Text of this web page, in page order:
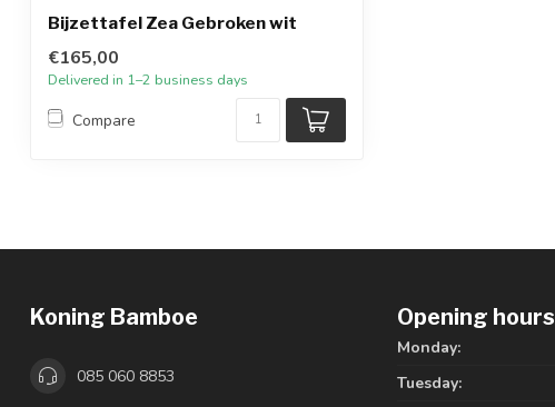
Bijzettafel Zea Gebroken wit
€165,00
Delivered in 1–2 business days
Compare
Koning Bamboe
085 060 8853
Opening hours
Monday:
Tuesday: